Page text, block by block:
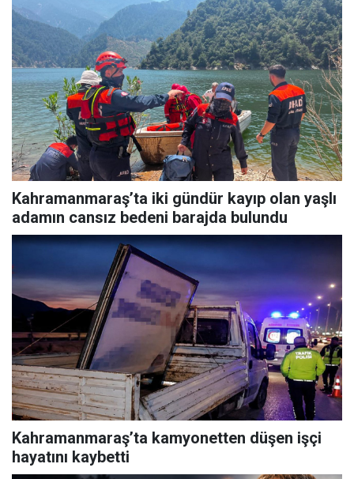
Kahramanmaraş’ta iki gündür kayıp olan yaşlı
adamın cansız bedeni barajda bulundu
Kahramanmaraş’ta kamyonetten düşen işçi
hayatını kaybetti